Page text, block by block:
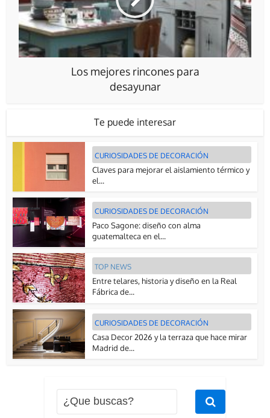
Los mejores rincones para
desayunar
Te puede interesar
CURIOSIDADES DE DECORACIÓN
Claves para mejorar el aislamiento térmico y
el...
CURIOSIDADES DE DECORACIÓN
Paco Sagone: diseño con alma
guatemalteca en el...
TOP NEWS
Entre telares, historia y diseño en la Real
Fábrica de...
CURIOSIDADES DE DECORACIÓN
Casa Decor 2026 y la terraza que hace mirar
Madrid de...